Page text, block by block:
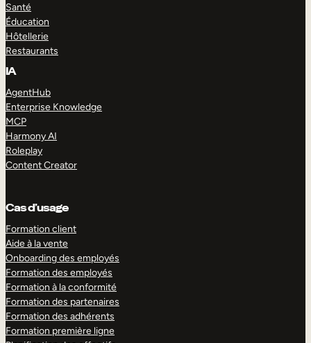
Santé
Éducation
Hôtellerie
Restaurants
IA
AgentHub
Enterprise Knowledge
MCP
Harmony AI
Roleplay
Content Creator
Cas d’usage
Formation client
Aide à la vente
Onboarding des employés
Formation des employés
Formation à la conformité
Formation des partenaires
Formation des adhérents
Formation première ligne